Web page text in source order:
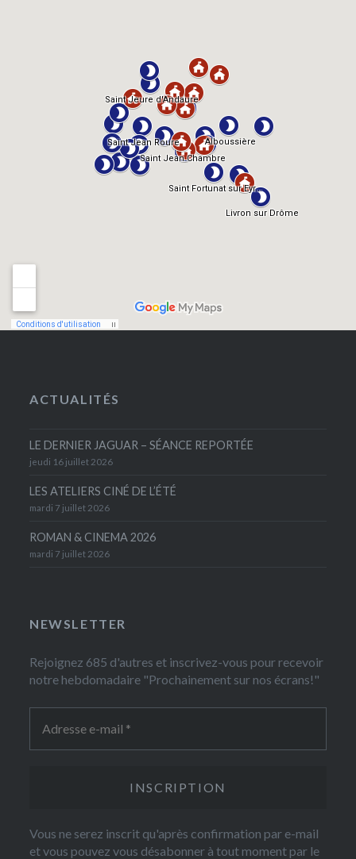
ACTUALITÉS
LE DERNIER JAGUAR – SÉANCE REPORTÉE
jeudi 16 juillet 2026
LES ATELIERS CINÉ DE L’ÉTÉ
mardi 7 juillet 2026
ROMAN & CINEMA 2026
mardi 7 juillet 2026
NEWSLETTER
Rejoignez 685 d'autres et inscrivez-vous pour recevoir
notre hebdomadaire "Prochainement sur nos écrans!"
Vous ne serez inscrit qu'après confirmation par e-mail
et vous pouvez vous désabonner à tout moment par le